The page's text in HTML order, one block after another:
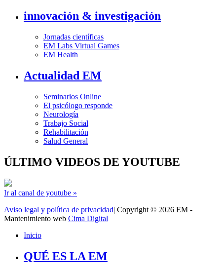
innovación & investigación
Jornadas científicas
EM Labs Virtual Games
EM Health
Actualidad EM
Seminarios Online
El psicólogo responde
Neurología
Trabajo Social
Rehabilitación
Salud General
ÚLTIMO VIDEOS DE YOUTUBE
Ir al canal de youtube »
Aviso legal y política de privacidad| Copyright © 2026 EM -
Mantenimiento web Cima Digital
Inicio
QUÉ ES LA EM